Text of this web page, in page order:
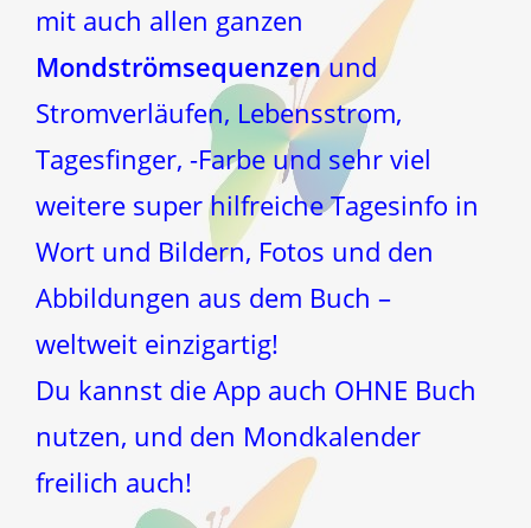
mit auch allen ganzen
Mondströmsequenzenund
Stromverläufen, Lebensstrom,
Tagesfinger, -Farbe und sehr viel
weitere super hilfreiche Tagesinfo in
Wort und Bildern, Fotos und den
Abbildungen aus dem Buch –
weltweit einzigartig!
Du kannst die App auch OHNE Buch
nutzen, und den Mondkalender
freilich auch!